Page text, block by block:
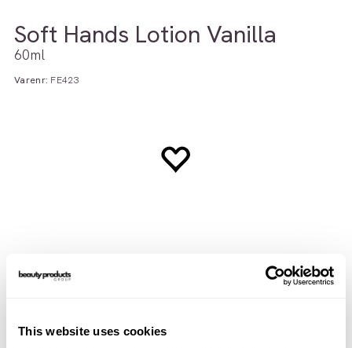
This website uses cookies
Soft Hands Lotion Vanilla
60ml
Varenr: FE423
Brukerveiledning